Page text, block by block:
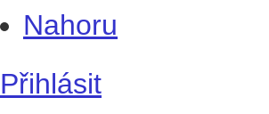
Nahoru
Přihlásit